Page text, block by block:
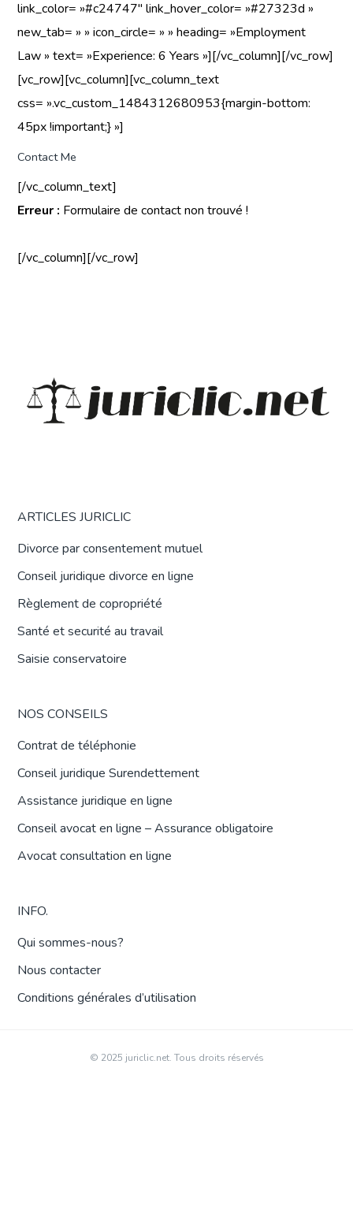
link_color= »#c24747″ link_hover_color= »#27323d »
new_tab= » » icon_circle= » » heading= »Employment
Law » text= »Experience: 6 Years »][/vc_column][/vc_row]
[vc_row][vc_column][vc_column_text
css= ».vc_custom_1484312680953{margin-bottom:
45px !important;} »]
Contact Me
[/vc_column_text]
Erreur : Formulaire de contact non trouvé !
[/vc_column][/vc_row]
ARTICLES JURICLIC
Divorce par consentement mutuel
Conseil juridique divorce en ligne
Règlement de copropriété
Santé et securité au travail
Saisie conservatoire
NOS CONSEILS
Contrat de téléphonie
Conseil juridique Surendettement
Assistance juridique en ligne
Conseil avocat en ligne – Assurance obligatoire
Avocat consultation en ligne
INFO.
Qui sommes-nous?
Nous contacter
Conditions générales d’utilisation
© 2025 juriclic.net. Tous droits réservés